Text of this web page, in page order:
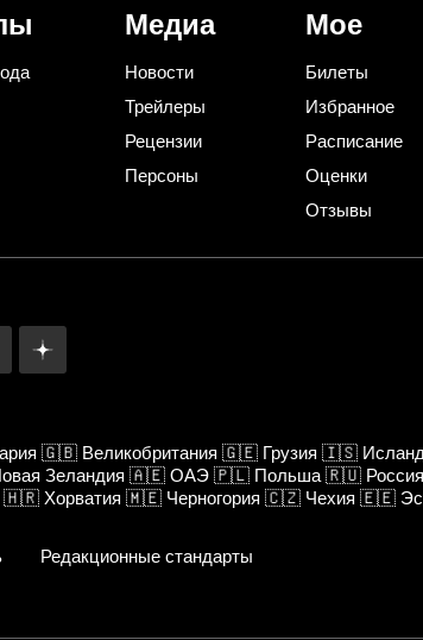
Медиа
Новости
Трейлеры
Рецензии
Персоны
Мое
Билеты
Избранное
Расписание
Оценки
Отзывы
🇬🇧 Великобритания 🇬🇪 Грузия 🇮🇸
Зеландия 🇦🇪 ОАЭ 🇵🇱 Польша 🇷🇺 Россия
🇭🇷 Хорватия 🇲🇪 Черногория 🇨🇿 Чехия 🇪🇪
Редакционные стандарты